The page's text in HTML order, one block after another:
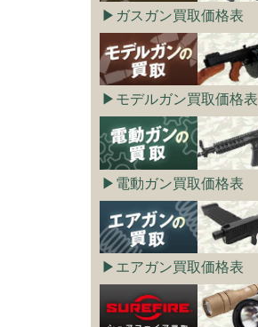
ガスガン買取価格表
モデルガン買取価格表
電動ガン買取価格表
エアガン買取価格表